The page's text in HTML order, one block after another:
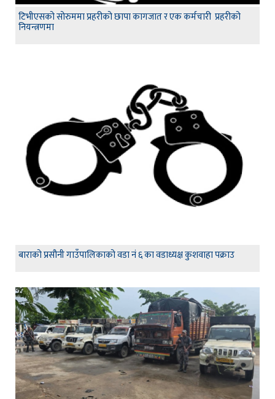
टिभीएसको सोरुममा प्रहरीको छापा कागजात र एक कर्मचारी प्रहरीको
नियन्त्रणमा
बाराको प्रसौनी गाउँपालिकाको वडा नं ६ का वडाध्यक्ष कुशवाहा पक्राउ